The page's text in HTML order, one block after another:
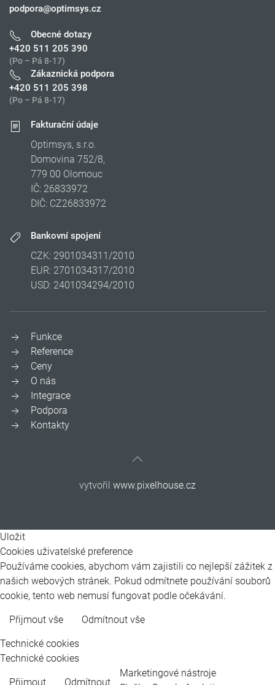
podpora@optimsys.cz
Obecné dotazy
+420 511 205 390
(Po – Pá 8-17)
Zákaznická podpora
+420 511 205 398
(Po – Pá 8-17)
Fakturační údaje
Optimsys, s.r.o.
Domovina 752/8,
779 00 Olomouc
IČ: 26833972
DIČ: CZ26833972
Bankovní spojení
CZK: 2901034311/2010
EUR: 2701034317/2010
USD: 2401034294/2010
Funkce
Reference
Ceny
O nás
Integrace
Podpora
Kontakty
vytvořil www.pixelhouse.cz
Uložit
Cookies uživatelské preference
Používáme cookies, abychom vám zajistili co nejlepší zážitek z
našich webových stránek. Pokud odmítnete používání souborů
cookie, tento web nemusí fungovat podle očekávání.
Přijmout vše Odmítnout vše
Technické cookies
Technické cookies
Přijmout Odmítnout
Marketingové nástroje